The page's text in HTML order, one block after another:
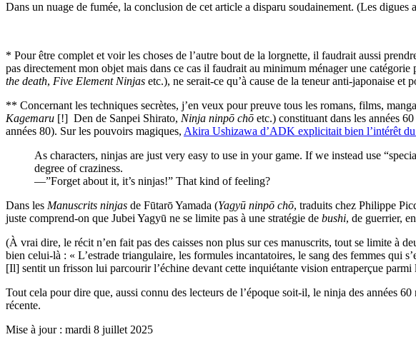
Dans un nuage de fumée, la conclusion de cet article a disparu soudainement. (Les digues
* Pour être complet et voir les choses de l’autre bout de la lorgnette, il faudrait aussi
pas directement mon objet mais dans ce cas il faudrait au minimum ménager une
the death, Five Element Ninjas etc.), ne serait-ce qu’à cause de la teneur anti-japonaise
** Concernant les techniques secrètes, j’en veux pour preuve tous les romans, films,
Kagemaru [!] Den de Sanpei Shirato, Ninja ninpō chō etc.) constituant dans les années
années 80). Sur les pouvoirs magiques, Akira Ushizawa d’ADK explicitait bien l’intérêt
As characters, ninjas are just very easy to use in your game. If we instead use
degree of craziness.
—”Forget about it, it’s ninjas!” That kind of feeling?
Dans les Manuscrits ninjas de Fūtarō Yamada (Yagyū ninpō chō, traduits chez Philippe
juste comprend-on que Jubei Yagyū ne se limite pas à une stratégie de bushi, de guerrier,
(À vrai dire, le récit n’en fait pas des caisses non plus sur ces manuscrits, tout se limite à
bien celui-là : « L’estrade triangulaire, les formules incantatoires, le sang des femmes qui
[Il] sentit un frisson lui parcourir l’échine devant cette inquiétante vision entraperçue parmi
Tout cela pour dire que, aussi connu des lecteurs de l’époque soit-il, le ninja des années
récente.
Mise à jour : mardi 8 juillet 2025